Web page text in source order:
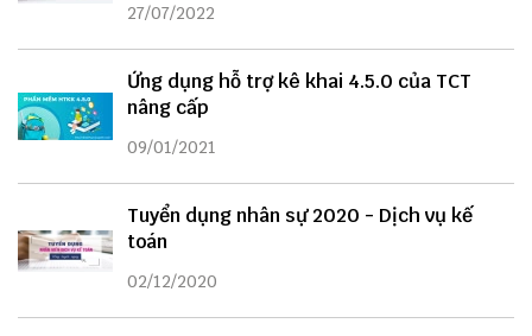
27/07/2022
Ứng dụng hỗ trợ kê khai 4.5.0 của TCT
nâng cấp
09/01/2021
Tuyển dụng nhân sự 2020 - Dịch vụ kế
toán
02/12/2020